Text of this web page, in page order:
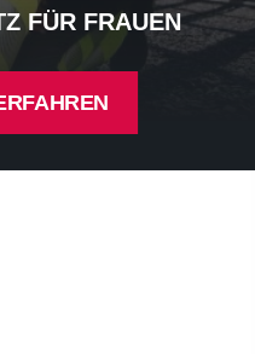
FÜR FRAUEN